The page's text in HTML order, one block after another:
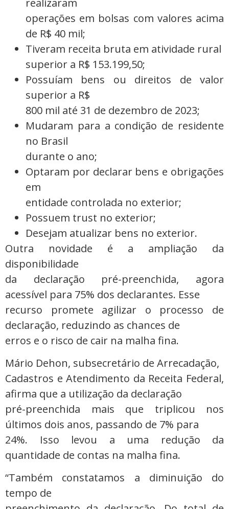
operações em bolsas com valores acima
de R$ 40 mil;
Tiveram receita bruta em atividade rural
superior a R$ 153.199,50;
Possuíam bens ou direitos de valor
superior a R$
800 mil até 31 de dezembro de 2023;
Mudaram para a condição de residente
no Brasil
durante o ano;
Optaram por declarar bens e obrigações
em
entidade controlada no exterior;
Possuem trust no exterior;
Desejam atualizar bens no exterior.
Outra novidade é a ampliação da
disponibilidade
da declaração pré-preenchida, agora
acessível para 75% dos declarantes. Esse
recurso promete agilizar o processo de
declaração, reduzindo as chances de
erros e o risco de cair na malha fina.
Mário Dehon, subsecretário de Arrecadação,
Cadastros e Atendimento da Receita Federal,
afirma que a utilização da declaração
pré-preenchida mais que triplicou nos
últimos dois anos, passando de 7% para
24%. Isso levou a uma redução da
quantidade de contas na malha fina.
“Também constatamos a diminuição do
tempo de